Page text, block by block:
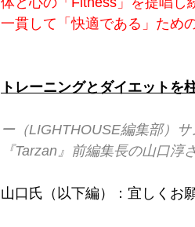
一貫して「快適である」ため
トレーニングとダイエットを
ー（LIGHTHOUSE編集部）
『Tarzan』前編集長の山口淳
山口氏（以下編）：宜しくお